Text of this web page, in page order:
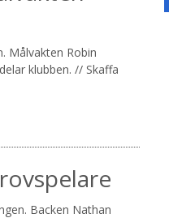
Målvakten Robin
klubben. // Skaffa
Backen Nathan